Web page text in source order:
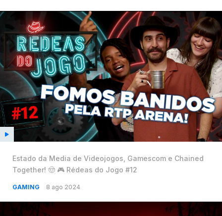
Estado da Media de Videojogos, Gamescom e Chained
Together! 🤠 🎮 Rédeas do Jogo #12
GAMING 8 ago 2024